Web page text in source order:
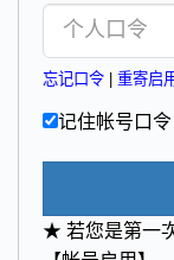
忘记口令 重寄启
记住帐号口令
★ 若您是第一